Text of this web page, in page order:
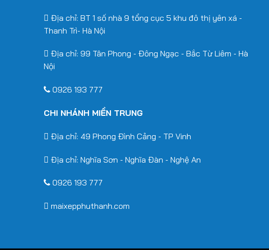
Địa chỉ: BT 1 số nhà 9 tổng cục 5 khu đô thị yên xá -
Thanh Trì- Hà Nội
Địa chỉ: 99 Tân Phong - Đông Ngạc - Bắc Từ Liêm - Hà
Nội
0926 193 777
CHI NHÁNH MIỀN TRUNG
Địa chỉ: 49 Phong Đình Cảng - TP Vinh
Địa chỉ: Nghĩa Sơn - Nghĩa Đàn - Nghệ An
0926 193 777
maixepphuthanh.com